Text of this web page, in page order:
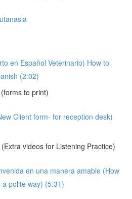
en Español Veterinario) How to
(2:02)
to print)
Client form- for reception desk)
videos for Listening Practice)
en una manera amable (How
polite way) (5:31)